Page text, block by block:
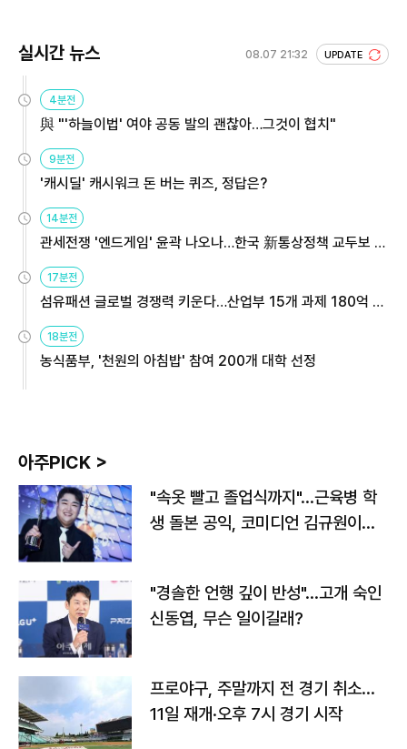
실시간 뉴스 08.07 21:32 UPDATE
4분전
與 "'하늘이법' 여야 공동 발의 괜찮아…그것이 협치"
9분전
'캐시딜' 캐시워크 돈 버는 퀴즈, 정답은?
14분전
관세전쟁 '엔드게임' 윤곽 나오나…한국 新통상정책 교두보 활
17분전
섬유패션 글로벌 경쟁력 키운다…산업부 15개 과제 180억 지
18분전
농식품부, '천원의 아침밥' 참여 200개 대학 선정
아주PICK >
"속옷 빨고 졸업식까지"…근육병 학
생 돌본 공익, 코미디언 김규원이었
"경솔한 언행 깊이 반성"…고개 숙인
신동엽, 무슨 일이길래?
프로야구, 주말까지 전 경기 취소…
11일 재개·오후 7시 경기 시작